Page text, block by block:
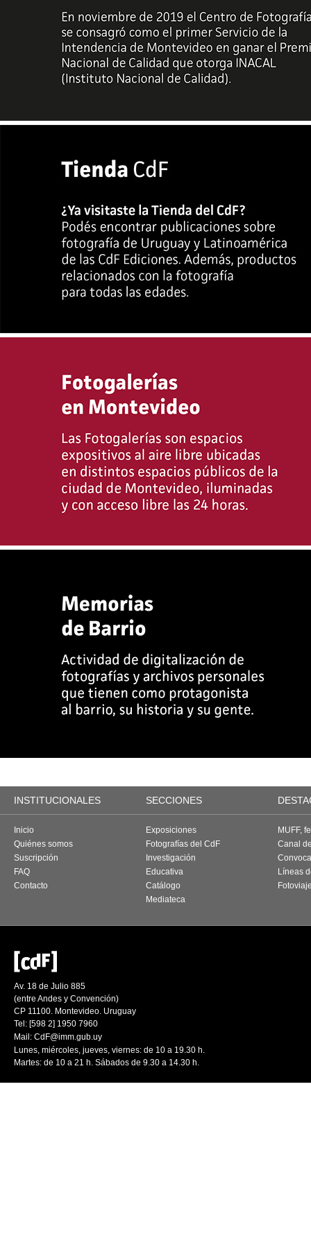
INSTITUCIONALES SECCIONES
Inicio
Quiénes somos
Suscripción
FAQ
Contacto
Exposiciones
Fotografías del CdF
Investigación
Educativa
Catálogo
Mediateca
MUFF,
Canal
Líneas
Av. 18 de Julio 885
(entre Andes y Convención)
CP 11100. Montevideo. Uruguay
Tel: [598 2] 1950 7960
Mail: CdF@imm.gub.uy
Lunes, miércoles, jueves, viernes: de 10 a 19.30 h.
Martes: de 10 a 21 h. Sábados de 9.30 a 14.30 h.